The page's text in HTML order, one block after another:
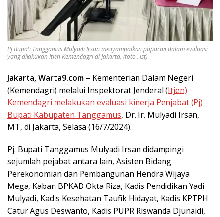
Pj Bupati Tanggamus Mulyadi Irsan menyampaikan paparan dalam evaluasi
yang dilakukan Itjen Kemendagri di Jakarta. (foto : ist)
Jakarta, Warta9.com – Kementerian Dalam Negeri
(Kemendagri) melalui Inspektorat Jenderal (Itjen)
Kemendagri melakukan evaluasi kinerja Penjabat (Pj)
Bupati Kabupaten Tanggamus, Dr. Ir. Mulyadi Irsan,
MT, di Jakarta, Selasa (16/7/2024).
Pj. Bupati Tanggamus Mulyadi Irsan didampingi
sejumlah pejabat antara lain, Asisten Bidang
Perekonomian dan Pembangunan Hendra Wijaya
Mega, Kaban BPKAD Okta Riza, Kadis Pendidikan Yadi
Mulyadi, Kadis Kesehatan Taufik Hidayat, Kadis KPTPH
Catur Agus Deswanto, Kadis PUPR Riswanda Djunaidi,